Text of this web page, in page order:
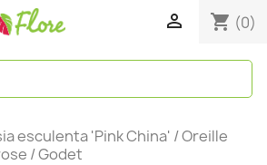
 shopping_cart (0)
esculenta 'Pink China' / Oreille
/ Godet